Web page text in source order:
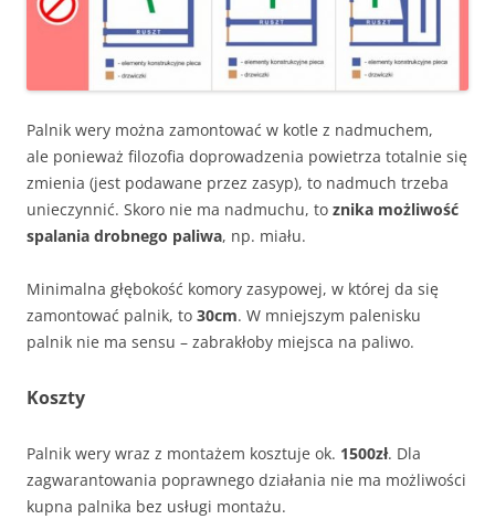
Palnik wery można zamontować w kotle z nadmuchem,
ale ponieważ filozofia doprowadzenia powietrza totalnie się
zmienia (jest podawane przez zasyp), to nadmuch trzeba
unieczynnić. Skoro nie ma nadmuchu, to znika możliwość
spalania drobnego paliwa, np. miału.
Minimalna głębokość komory zasypowej, w której da się
zamontować palnik, to 30cm. W mniejszym palenisku
palnik nie ma sensu – zabrakłoby miejsca na paliwo.
Koszty
Palnik wery wraz z montażem kosztuje ok. 1500zł. Dla
zagwarantowania poprawnego działania nie ma możliwości
kupna palnika bez usługi montażu.